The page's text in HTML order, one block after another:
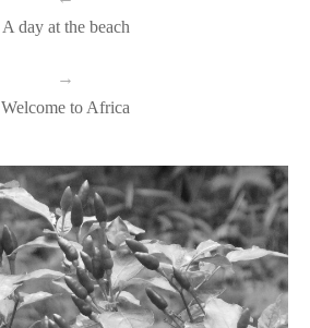
A day at the beach
→
Welcome to Africa